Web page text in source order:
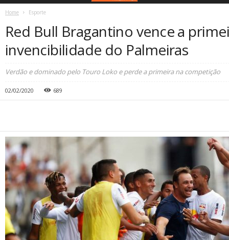
Home Esporte
Red Bull Bragantino vence a
invencibilidade do Palmeiras
Verdão e dominado pelo Touro Loko e perde a primeira na competição
02/02/2020 689